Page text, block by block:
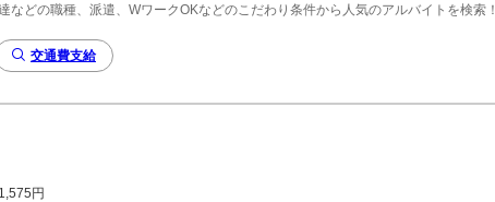
などの職種、派遣、WワークOKなどのこだわり条件から人気のアルバイトを検索！
交通費支給
円